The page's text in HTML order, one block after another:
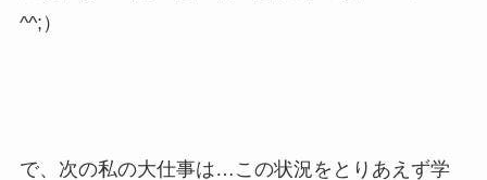
^^;）
で、次の私の大仕事は…この状況をとりあえず学